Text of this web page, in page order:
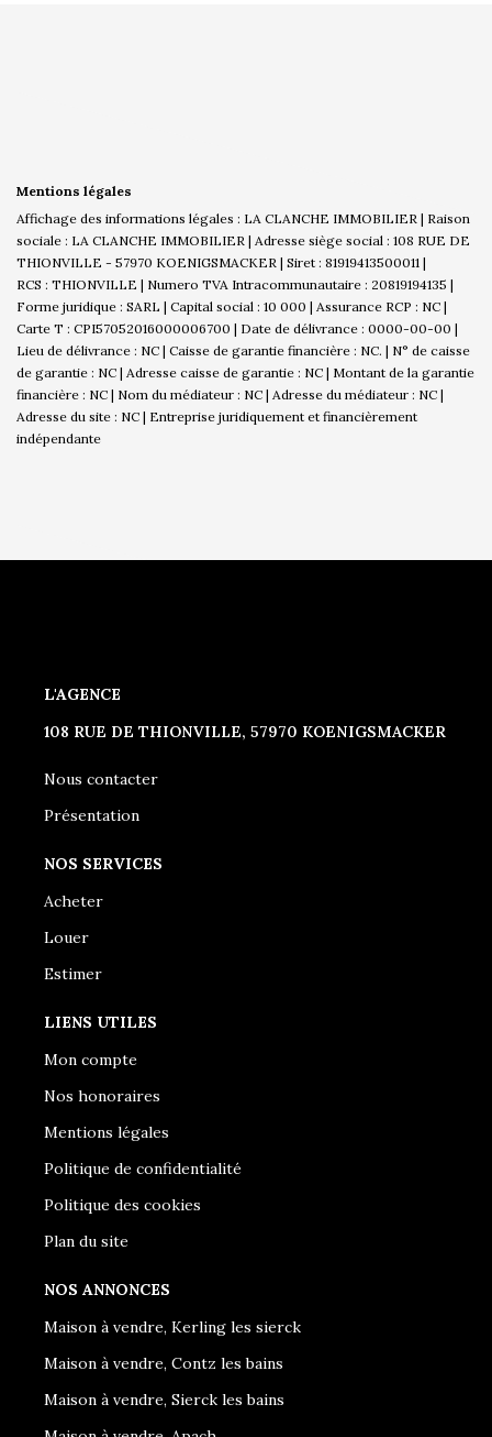
Mentions légales
Affichage des informations légales : LA CLANCHE IMMOBILIER | Raison
sociale : LA CLANCHE IMMOBILIER | Adresse siège social : 108 RUE DE
THIONVILLE - 57970 KOENIGSMACKER | Siret : 81919413500011 |
RCS : THIONVILLE | Numero TVA Intracommunautaire : 20819194135 |
Forme juridique : SARL | Capital social : 10 000 | Assurance RCP : NC |
Carte T : CPI57052016000006700 | Date de délivrance : 0000-00-00 |
Lieu de délivrance : NC | Caisse de garantie financière : NC. | N° de caisse
de garantie : NC | Adresse caisse de garantie : NC | Montant de la garantie
financière : NC | Nom du médiateur : NC | Adresse du médiateur : NC |
Adresse du site : NC | Entreprise juridiquement et financièrement
indépendante
L'AGENCE
108 RUE DE THIONVILLE, 57970 KOENIGSMACKER
Nous contacter
Présentation
NOS SERVICES
Acheter
Louer
Estimer
LIENS UTILES
Mon compte
Nos honoraires
Mentions légales
Politique de confidentialité
Politique des cookies
Plan du site
NOS ANNONCES
Maison à vendre, Kerling les sierck
Maison à vendre, Contz les bains
Maison à vendre, Sierck les bains